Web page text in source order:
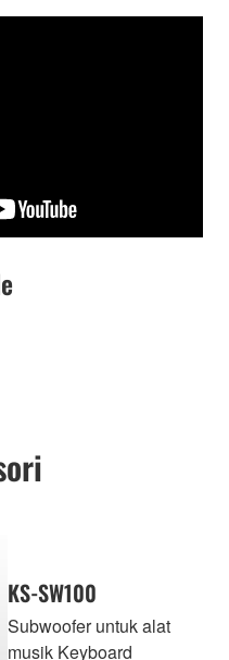
KS-SW100
Subwoofer untuk alat
musik Keyboard